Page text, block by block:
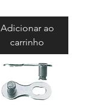
Adicionar ao
carrinho